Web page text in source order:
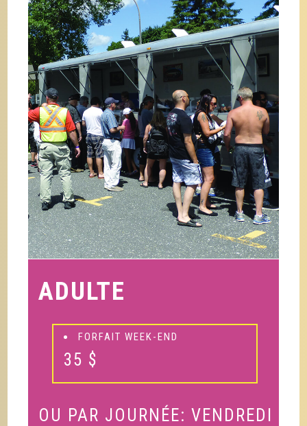
ADULTE
FORFAIT WEEK-END
35 $
OU PAR JOURNÉE: VENDREDI